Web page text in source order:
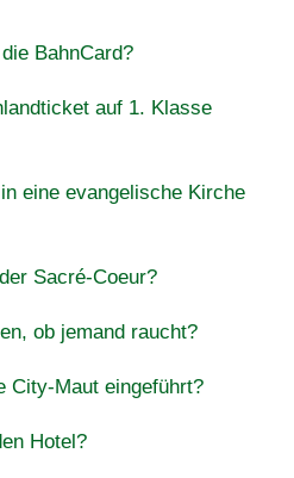
BahnCard?
auf 1. Klasse
eine evangelische Kirche
Sacré-Coeur?
ob jemand raucht?
City-Maut eingeführt?
Hotel?